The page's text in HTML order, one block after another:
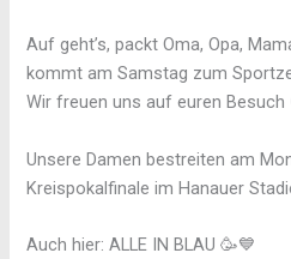
Auf geht’s, packt Oma, Opa,
kommt am Samstag zum
Wir freuen uns auf euren Besuch
Unsere Damen bestreiten am
Kreispokalfinale im Hanauer
Auch hier: ALLE IN BLAU 🥳💙